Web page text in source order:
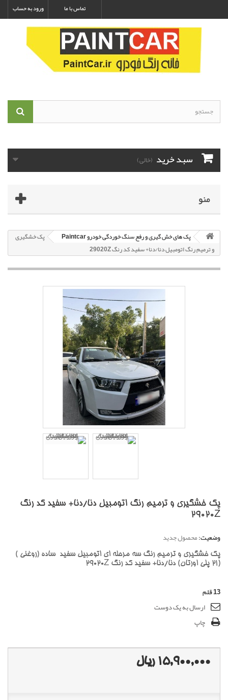
ورود به حساب تماس با ما
سبد خرید (خالی)
منو
پک های خش گیری و رفع سنگ خوردگی خودرو Paintcar
پک خشگیری
و ترمیم رنگ اتومبیل دنا/دنا+ سفید کد رنگ 29020Z
پک خشگیری و ترمیم رنگ اتومبیل دنا/دنا+ سفید کد رنگ
29020Z
وضعیت:محصول جدید
پک خشگیری و ترمیم رنگ سه مرحله ای اتومبیل سفید ساده (روغنی )
(21 پلی اورتان) دنا/دنا+ سفید کد رنگ 29020Z
13قلم
ارسال به یک دوست
چاپ
15,900,000 ریال